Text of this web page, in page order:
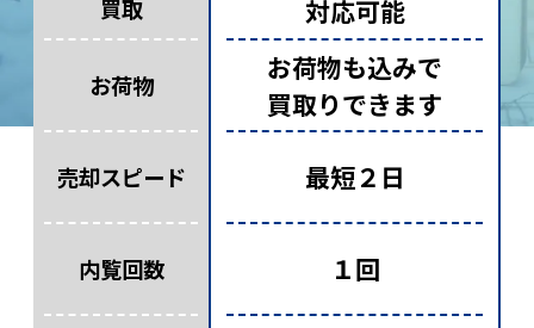
買取
お荷物
売却スピード
内覧回数
対応可能
お荷物も込みで
買取りできます
最短２日
１回